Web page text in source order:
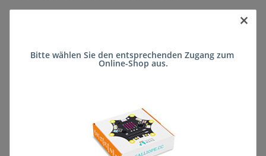
Lieferzeit:ca. 5 Wochen(DE - kein
×
Bitte wählen Sie den entsprechenden Zugang zum
Online-Shop aus.